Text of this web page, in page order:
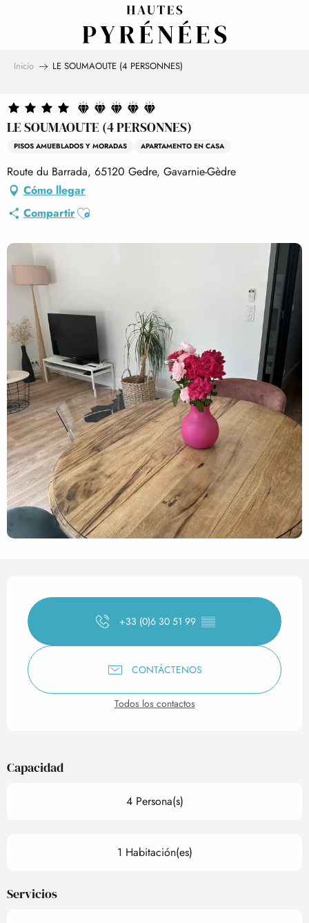
Inicio LE SOUMAOUTE (4 PERSONNES)
LE SOUMAOUTE (4 PERSONNES)
PISOS AMUEBLADOS Y MORADAS APARTAMENTO EN CASA
Route du Barrada, 65120 Gedre, Gavarnie-Gèdre
Cómo llegar
CompartirAjouter aux favoris
Horarios y datos de
+33 (0)6 30 51 99 ▒▒
CONTÁCTENOS
Todos los contactos
Capacidad
4 Persona(s)
1 Habitación(es)
Servicios